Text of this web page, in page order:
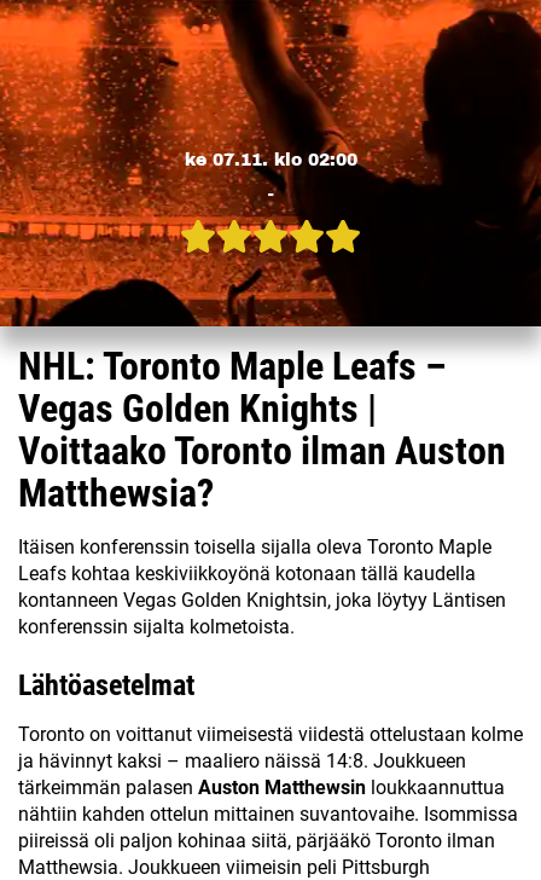
ke 07.11. klo 02:00
-
NHL: Toronto Maple Leafs –
Vegas Golden Knights |
Voittaako Toronto ilman Auston
Matthewsia?
Itäisen konferenssin toisella sijalla oleva Toronto Maple
Leafs kohtaa keskiviikkoyönä kotonaan tällä kaudella
kontanneen Vegas Golden Knightsin, joka löytyy Läntisen
konferenssin sijalta kolmetoista.
Lähtöasetelmat
Toronto on voittanut viimeisestä viidestä ottelustaan kolme
ja hävinnyt kaksi – maaliero näissä 14:8. Joukkueen
tärkeimmän palasen Auston Matthewsin loukkaannuttua
nähtiin kahden ottelun mittainen suvantovaihe. Isommissa
piireissä oli paljon kohinaa siitä, pärjääkö Toronto ilman
Matthewsia. Joukkueen viimeisin peli Pittsburgh